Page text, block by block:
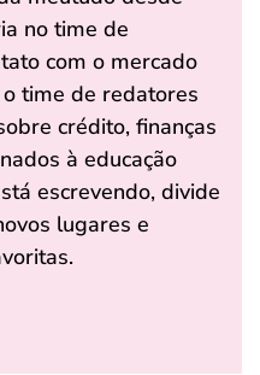
no time de
com o mercado
time de redatores
crédito, finanças
à educação
escrevendo, divide
lugares e